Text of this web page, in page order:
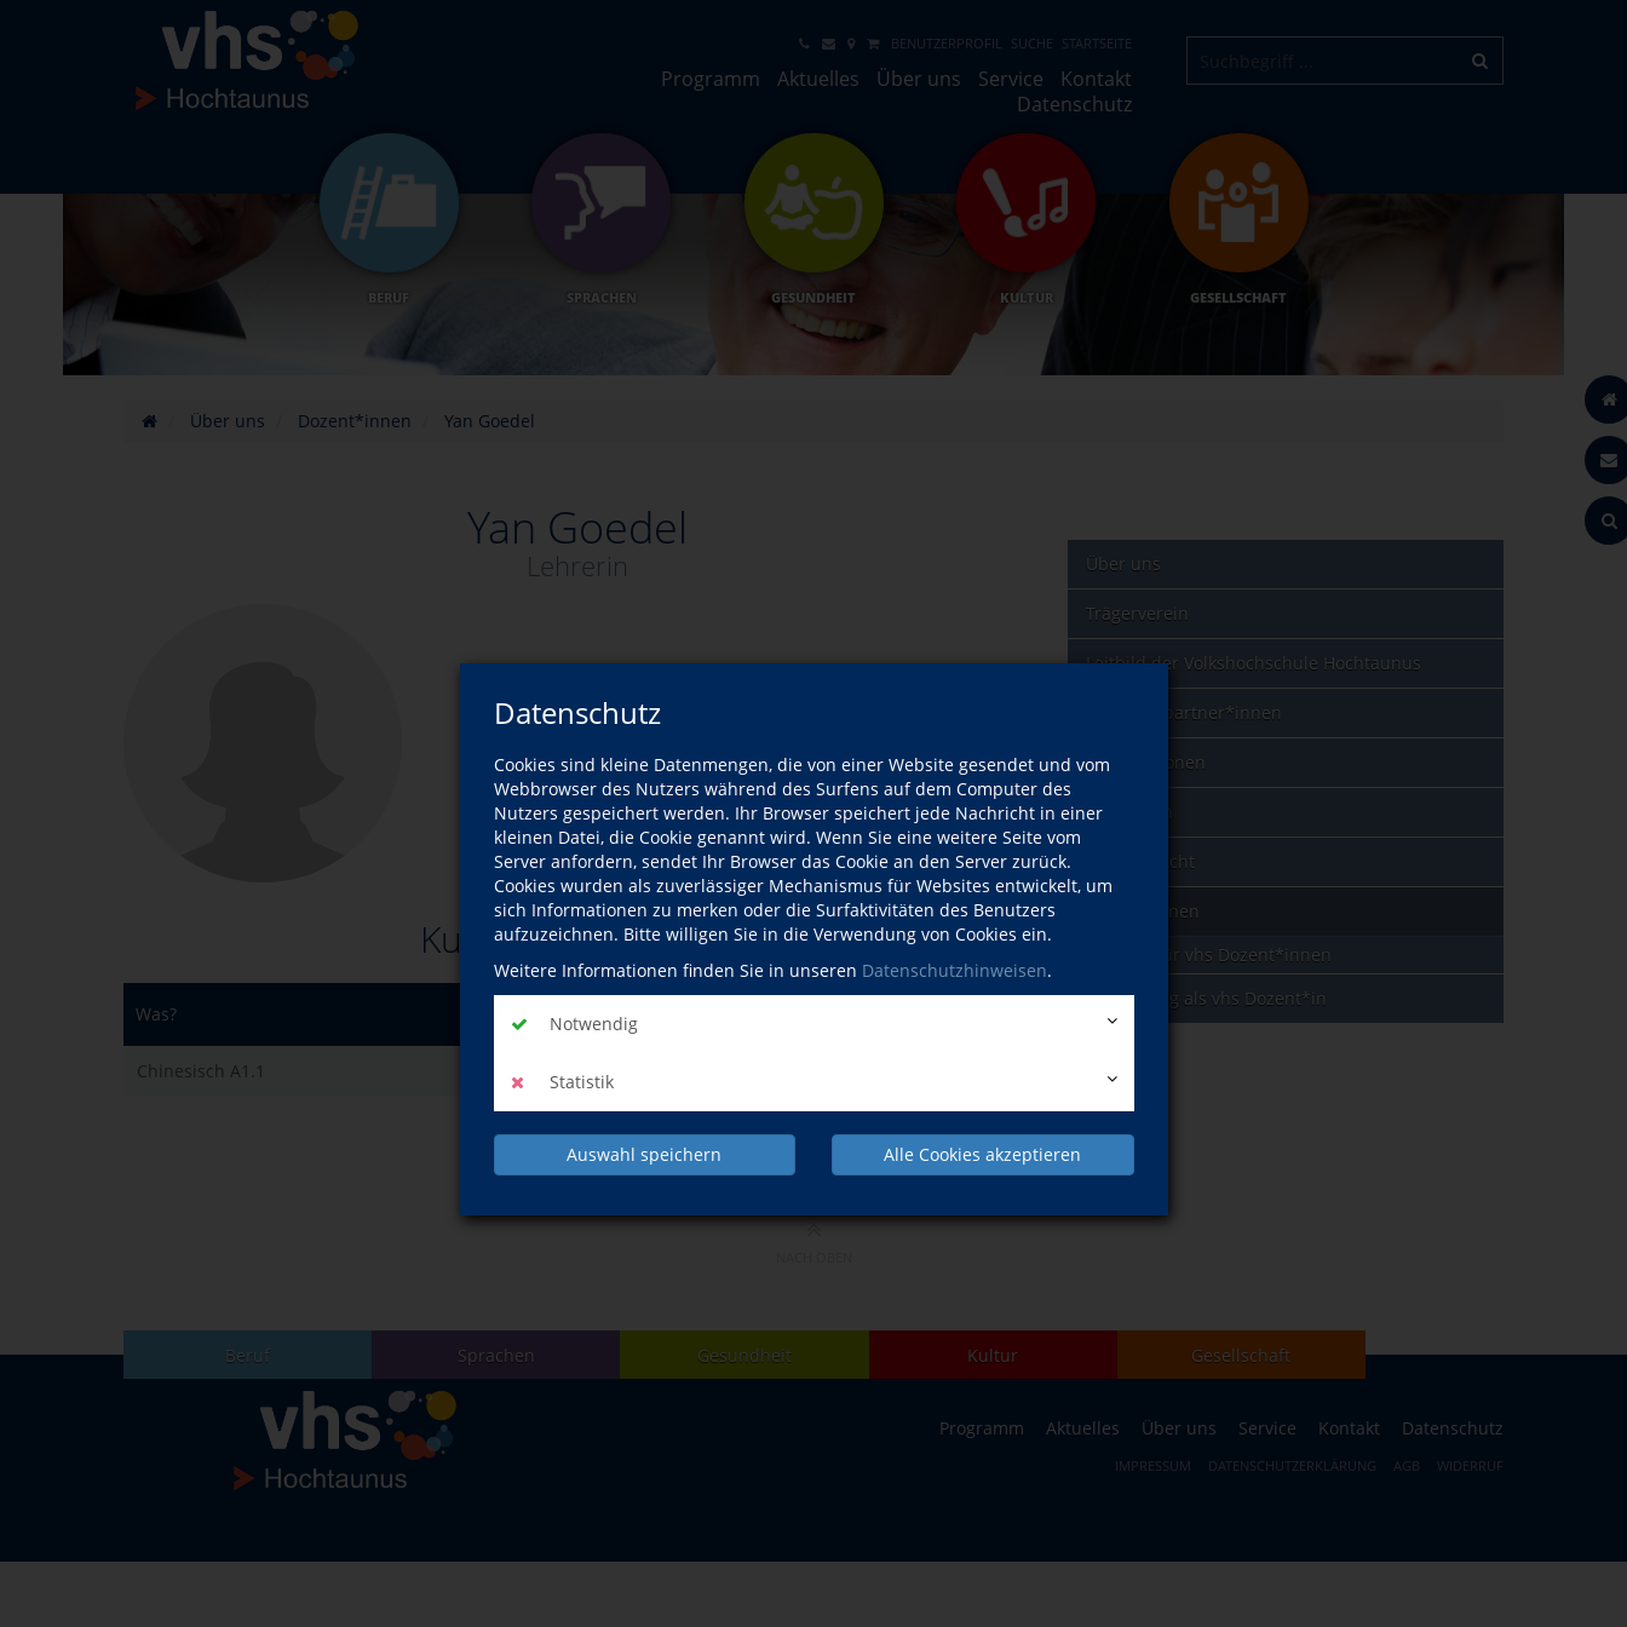
Datenschutz
Cookies sind kleine Datenmengen, die von einer Website gesendet und vom
Webbrowser des Nutzers während des Surfens auf dem Computer des
Nutzers gespeichert werden. Ihr Browser speichert jede Nachricht in einer
kleinen Datei, die Cookie genannt wird. Wenn Sie eine weitere Seite vom
Server anfordern, sendet Ihr Browser das Cookie an den Server zurück.
Cookies wurden als zuverlässiger Mechanismus für Websites entwickelt, um
sich Informationen zu merken oder die Surfaktivitäten des Benutzers
aufzuzeichnen. Bitte willigen Sie in die Verwendung von Cookies ein.
Weitere Informationen finden Sie in unseren Datenschutzhinweisen.
Notwendig
Statistik
Auswahl speichern Alle Cookies akzeptieren
BENUTZERPROFIL SUCHE STARTSEITE
Programm Aktuelles Über uns Service
Kontakt
Datenschutz
BERUF SPRACHEN GESUNDHEIT KULTUR GESELLSCHAFT
Über uns Dozent*innen Yan Goedel
Yan Goedel
Lehrerin
Kurse der Dozentin
Was? Wann?
Chinesisch A1.1 Di., 08.09.2026
Über uns
Trägerverein
Leitbild der Volkshochschule Hochtaunus
Ansprechpartner*innen
Kooperationen
Sponsoren
Jahresbericht
Dozent*innen
Portal für vhs Dozent*innen
Bewerbung als vhs Dozent*in
Beruf Sprachen Gesundheit Kultur Gesellschaft
Programm Aktuelles Über uns Service Kontakt Datenschutz
IMPRESSUM DATENSCHUTZERKLÄRUNG AGB WIDERRUF